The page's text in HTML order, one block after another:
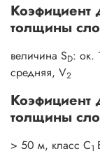
Коэфициент
толщины
величина SD: ок.
средняя, V2
Коэфициент
толщины
> 50 м, класс C1